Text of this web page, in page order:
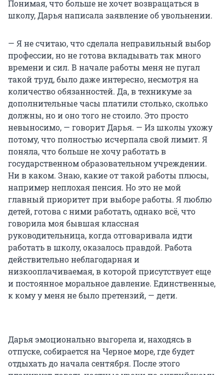
Понимая, что больше не хочет возвращаться в
школу, Дарья написала заявление об увольнении.
— Я не считаю, что сделала неправильный выбор
профессии, но не готова вкладывать так много
времени и сил. В начале работы меня не пугал
такой труд, было даже интересно, несмотря на
количество обязанностей. Да, в техникуме за
дополнительные часы платили столько, сколько
должны, но и оно того не стоило. Это просто
невыносимо, — говорит Дарья. — Из школы ухожу
потому, что полностью исчерпала свой лимит. Я
поняла, что больше не хочу работать в
государственном образовательном учреждении.
Ни в каком. Знаю, какие от такой работы плюсы,
например неплохая пенсия. Но это не мой
главный приоритет при выборе работы. Я люблю
детей, готова с ними работать, однако всё, что
говорила моя бывшая классная
руководительница, когда отговаривала идти
работать в школу, оказалось правдой. Работа
действительно неблагодарная и
низкооплачиваемая, в которой присутствует еще
и постоянное моральное давление. Единственные,
к кому у меня не было претензий, — дети.
Дарья эмоционально выгорела и, находясь в
отпуске, собирается на Черное море, где будет
отдыхать до начала сентября. После этого